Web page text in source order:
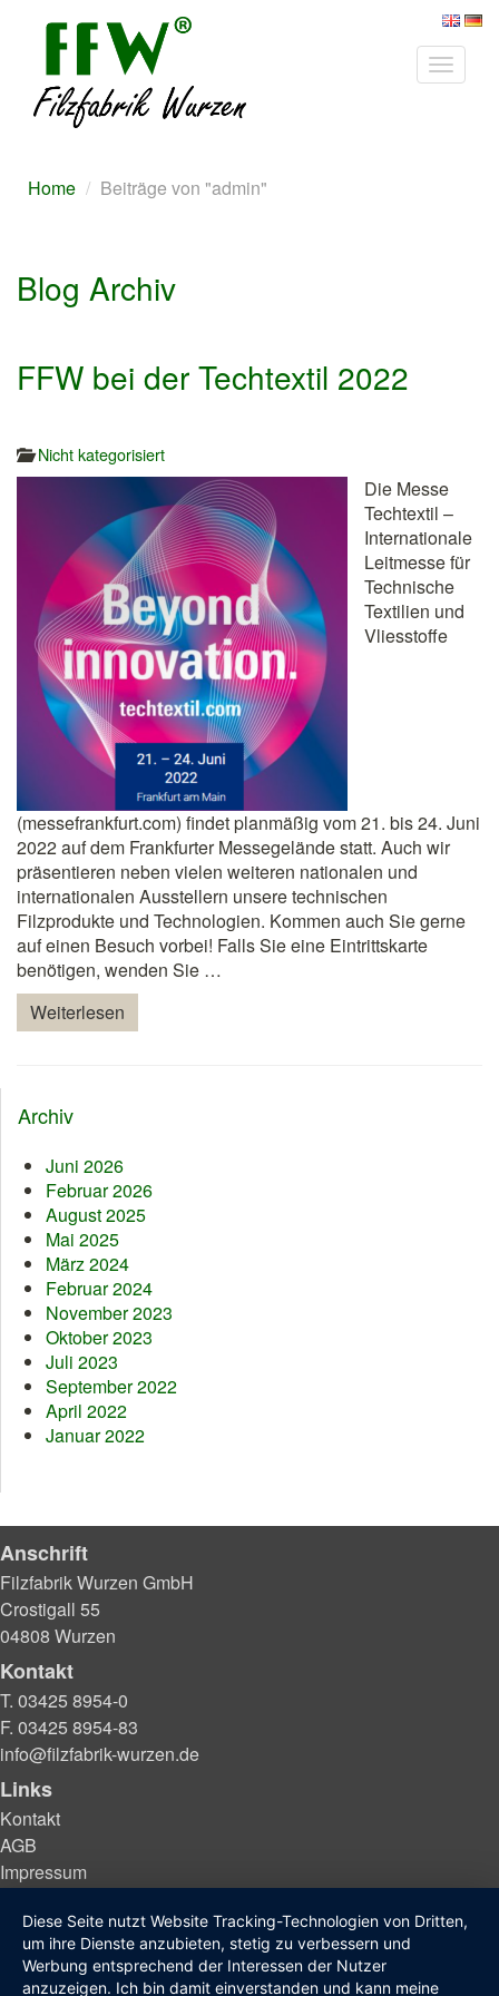
Toggle
Home Beiträge von "admin"
Blog Archiv
FFW bei der Techtextil 2022
Nicht kategorisiert
Die Messe
Techtextil –
Internationale
Leitmesse für
Technische
Textilien und
Vliesstoffe
(messefrankfurt.com) findet planmäßig vom 21. bis 24. Juni
2022 auf dem Frankfurter Messegelände statt. Auch wir
präsentieren neben vielen weiteren nationalen und
internationalen Ausstellern unsere technischen
Filzprodukte und Technologien. Kommen auch Sie gerne
auf einen Besuch vorbei! Falls Sie eine Eintrittskarte
benötigen, wenden Sie …
Weiterlesen
Archiv
Juni 2026
Februar 2026
August 2025
Mai 2025
März 2024
Februar 2024
November 2023
Oktober 2023
Juli 2023
September 2022
April 2022
Januar 2022
Anschrift
Filzfabrik Wurzen GmbH
Crostigall 55
04808 Wurzen
Kontakt
T. 03425 8954-0
F. 03425 8954-83
info@filzfabrik-wurzen.de
Links
Kontakt
AGB
Impressum
Hinweisgeberschutzgesetz
Diese Seite nutzt Website Tracking-Technologien von Dritten,
um ihre Dienste anzubieten, stetig zu verbessern und
Werbung entsprechend der Interessen der Nutzer
anzuzeigen. Ich bin damit einverstanden und kann meine